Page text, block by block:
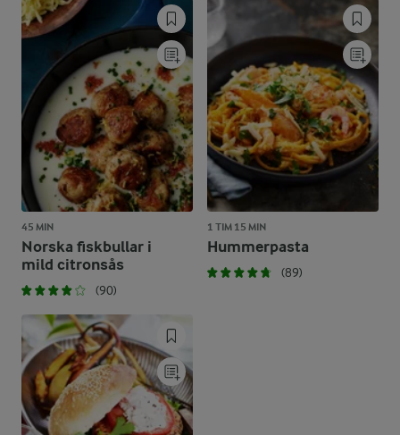
45 MIN
Norska fiskbullar i
mild citronsås
(90)
1 TIM 15 MIN
Hummerpasta
(89)